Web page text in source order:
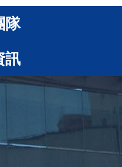
隊
訊